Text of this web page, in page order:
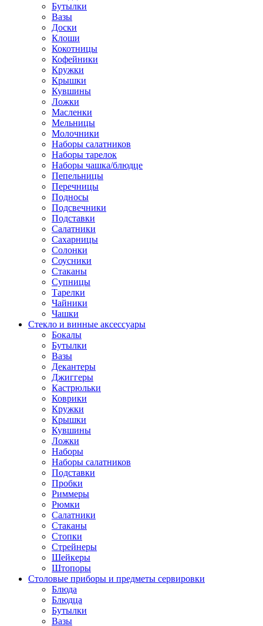
Бутылки
Вазы
Доски
Клоши
Кокотницы
Кофейники
Кружки
Крышки
Кувшины
Ложки
Масленки
Мельницы
Молочники
Наборы салатников
Наборы тарелок
Наборы чашка/блюдце
Пепельницы
Перечницы
Подносы
Подсвечники
Подставки
Салатники
Сахарницы
Солонки
Соусники
Стаканы
Супницы
Тарелки
Чайники
Чашки
Стекло и винные аксессуары
Бокалы
Бутылки
Вазы
Декантеры
Джиггеры
Кастрюльки
Коврики
Кружки
Крышки
Кувшины
Ложки
Наборы
Наборы салатников
Подставки
Пробки
Риммеры
Рюмки
Салатники
Стаканы
Стопки
Стрейнеры
Шейкеры
Штопоры
Столовые приборы и предметы сервировки
Блюда
Блюдца
Бутылки
Вазы